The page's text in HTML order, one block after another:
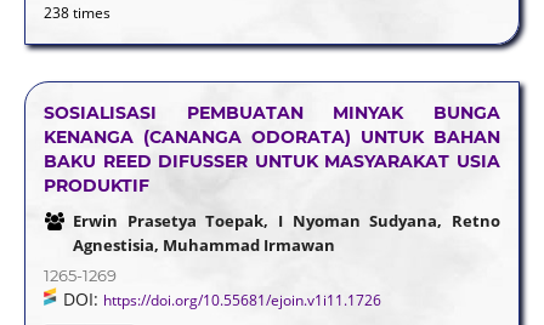
238 times
SOSIALISASI PEMBUATAN MINYAK BUNGA
KENANGA (CANANGA ODORATA) UNTUK BAHAN
BAKU REED DIFUSSER UNTUK MASYARAKAT USIA
PRODUKTIF
Erwin Prasetya Toepak, I Nyoman Sudyana, Retno
Agnestisia, Muhammad Irmawan
1265-1269
DOI: https://doi.org/10.55681/ejoin.v1i11.1726